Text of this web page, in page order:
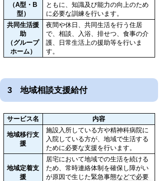
（A型・B
型）
ともに、知識及び能力の向上のため
に必要な訓練を行います。
共同生活援
助
（グループ
ホーム）
夜間や休日、共同生活を行う住居
で、相談、入浴、排せつ、食事の介
護、日常生活上の援助等を行いま
す。
3 地域相談支援給付
サービス名 内容
地域移行支
援
施設入所している方や精神科病院に
入院している方が、地域で生活する
ために必要な支援を行います。
地域定着支
援
居宅において地域での生活を続ける
ため、常時連絡体制を確保し障がい
が原因で生じた緊急事態などで必要